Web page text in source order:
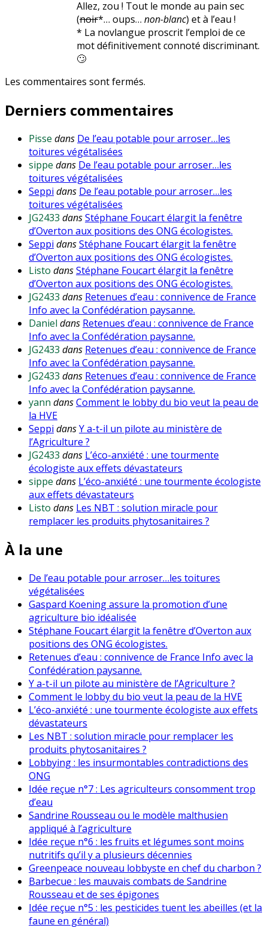
Allez, zou ! Tout le monde au pain sec
(noir*… oups… non-blanc) et à l’eau !
* La novlangue proscrit l’emploi de ce
mot définitivement connoté discriminant.
🙄
Les commentaires sont fermés.
Derniers commentaires
Pisse dans De l’eau potable pour arroser…les
toitures végétalisées
sippe dans De l’eau potable pour arroser…les
toitures végétalisées
Seppi dans De l’eau potable pour arroser…les
toitures végétalisées
JG2433 dansStéphane Foucart élargit la fenêtre
d’Overton aux positions des ONG écologistes.
Seppi dansStéphane Foucart élargit la fenêtre
d’Overton aux positions des ONG écologistes.
Listo dansStéphane Foucart élargit la fenêtre
d’Overton aux positions des ONG écologistes.
JG2433 dans Retenues d’eau : connivence de France
Info avec la Confédération paysanne.
Daniel dans Retenues d’eau : connivence de France
Info avec la Confédération paysanne.
JG2433 dans Retenues d’eau : connivence de France
Info avec la Confédération paysanne.
JG2433 dans Retenues d’eau : connivence de France
Info avec la Confédération paysanne.
yann dansComment le lobby du bio veut la peau de
la HVE
Seppi dansY a-t-il un pilote au ministère de
l’Agriculture ?
JG2433 dans L’éco-anxiété : une tourmente
écologiste aux effets dévastateurs
sippe dans L’éco-anxiété : une tourmente écologiste
aux effets dévastateurs
Listo dans Les NBT : solution miracle pour
remplacer les produits phytosanitaires ?
À la une
De l’eau potable pour arroser…les toitures
végétalisées
Gaspard Koening assure la promotion d’une
agriculture bio idéalisée
Stéphane Foucart élargit la fenêtre d’Overton aux
positions des ONG écologistes.
Retenues d’eau : connivence de France Info avec la
Confédération paysanne.
Y a-t-il un pilote au ministère de l’Agriculture ?
Comment le lobby du bio veut la peau de la HVE
L’éco-anxiété : une tourmente écologiste aux effets
dévastateurs
Les NBT : solution miracle pour remplacer les
produits phytosanitaires ?
Lobbying : les insurmontables contradictions des
ONG
Idée reçue n°7 : Les agriculteurs consomment trop
d’eau
Sandrine Rousseau ou le modèle malthusien
appliqué à l’agriculture
Idée reçue n°6 : les fruits et légumes sont moins
nutritifs qu’il y a plusieurs décennies
Greenpeace nouveau lobbyste en chef du charbon ?
Barbecue : les mauvais combats de Sandrine
Rousseau et de ses épigones
Idée reçue n°5 : les pesticides tuent les abeilles (et la
faune en général)